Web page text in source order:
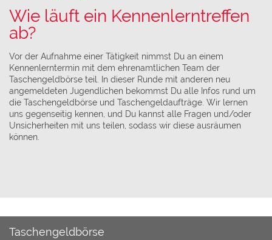
Wie läuft ein Kennenlerntreffen
ab?
Vor der Aufnahme einer Tätigkeit nimmst Du an einem
Kennenlerntermin mit dem ehrenamtlichen Team der
Taschengeldbörse teil. In dieser Runde mit anderen neu
angemeldeten Jugendlichen bekommst Du alle Infos rund um
die Taschengeldbörse und Taschengeldaufträge. Wir lernen
uns gegenseitig kennen, und Du kannst alle Fragen und/oder
Unsicherheiten mit uns teilen, sodass wir diese ausräumen
können.
Taschengeldbörse